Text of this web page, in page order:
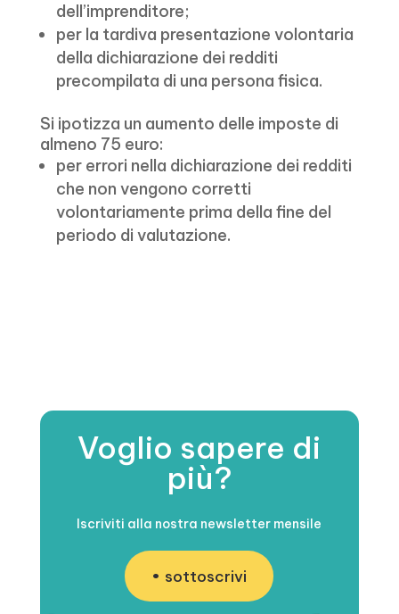
dell’imprenditore;
per la tardiva presentazione volontaria
della dichiarazione dei redditi
precompilata di una persona fisica.
Si ipotizza un aumento delle imposte di
almeno 75 euro:
per errori nella dichiarazione dei redditi
che non vengono corretti
volontariamente prima della fine del
periodo di valutazione.
Voglio sapere di
più?
Iscriviti alla nostra newsletter mensile
sottoscrivi